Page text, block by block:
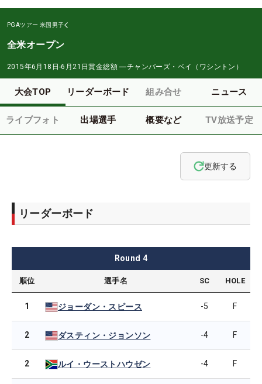
PGAツアー 米国男子
全米オープン
2015年6月18日-6月21日賞金総額 ―チャンバーズ・ベイ（ワシントン）
大会TOP リーダーボード 組み合せ ニュース
ライブフォト 出場選手 概要など TV放送予定
更新する
リーダーボード
Round 4
順位 選手名 SC HOLE
1 ジョーダン・スピース -5 F
2 ダスティン・ジョンソン -4 F
2 ルイ・ウーストハウゼン -4 F